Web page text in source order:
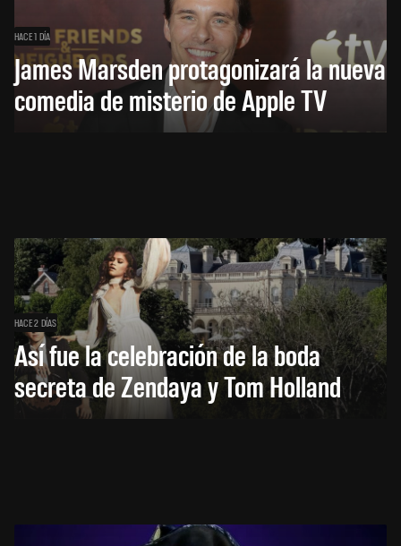
HACE 1 DÍA
James Marsden protagonizará la nueva
comedia de misterio de Apple TV
HACE 2 DÍAS
Así fue la celebración de la boda
secreta de Zendaya y Tom Holland